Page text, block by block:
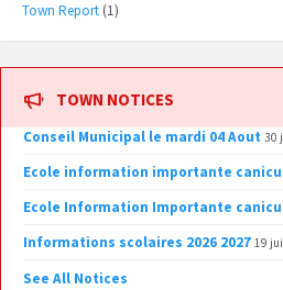
Town Report (1)
TOWN NOTICES
Conseil Municipal le mardi 04 Aout 30
Ecole information importante
Ecole Information Importante
Informations scolaires 2026 2027 19
See All Notices